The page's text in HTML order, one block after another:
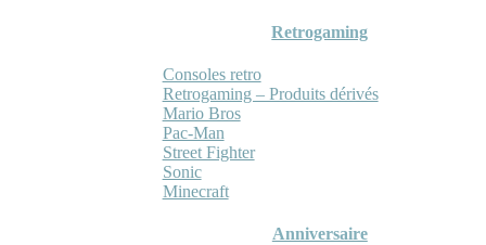
Retrogaming
Consoles retro
Retrogaming – Produits dérivés
Mario Bros
Pac-Man
Street Fighter
Sonic
Minecraft
Anniversaire